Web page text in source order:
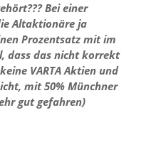
Bei einer
Altaktionäre ja
Prozentsatz mit im
dass das nicht korrekt
VARTA Aktien und
mit 50% Münchner
gut gefahren)